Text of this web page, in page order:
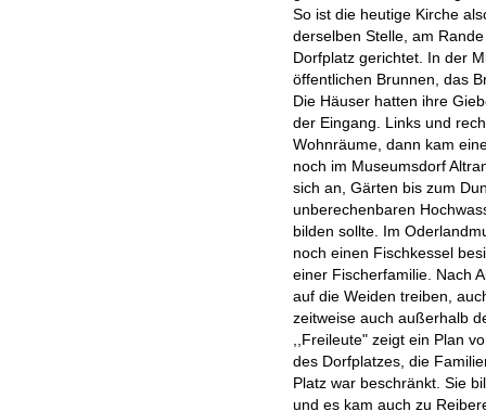
So ist die heutige Kirche
derselben Stelle, am
Dorfplatz gerichtet. In der
öffentlichen Brunnen, das
Die Häuser hatten ihre
der Eingang. Links und
Wohnräume, dann kam
noch im Museumsdorf
sich an, Gärten bis zum
unberechenbaren
bilden sollte. Im
noch einen Fischkessel
einer Fischerfamilie. Nach
auf die Weiden treiben,
zeitweise auch außerhalb
,,Freileute" zeigt ein Plan
des Dorfplatzes, die
Platz war beschränkt. Sie
und es kam auch zu